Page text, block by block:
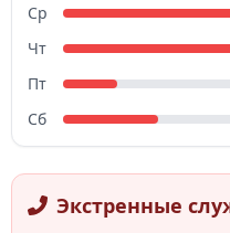
Ср
Чт
Пт
Сб
Экстренные